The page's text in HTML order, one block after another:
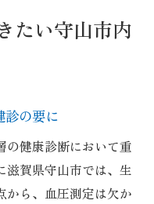
たい守山市内
診の要に
の健康診断において重
滋賀県守山市では、生
から、血圧測定は欠か